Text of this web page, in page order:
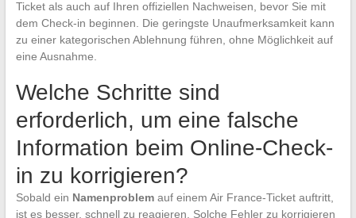
Ticket als auch auf Ihren offiziellen Nachweisen, bevor Sie mit
dem Check-in beginnen. Die geringste Unaufmerksamkeit kann
zu einer kategorischen Ablehnung führen, ohne Möglichkeit auf
eine Ausnahme.
Welche Schritte sind
erforderlich, um eine falsche
Information beim Online-Check-
in zu korrigieren?
Sobald ein Namenproblemauf einem Air France-Ticket auftritt,
ist es besser, schnell zu reagieren. Solche Fehler zu korrigieren